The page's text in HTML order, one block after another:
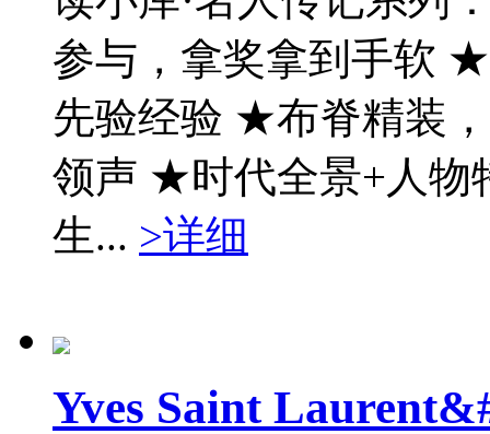
参与，拿奖拿到手软
先验经验 ★布脊精装
领声 ★时代全景+人物
生... >详细
Yves Saint